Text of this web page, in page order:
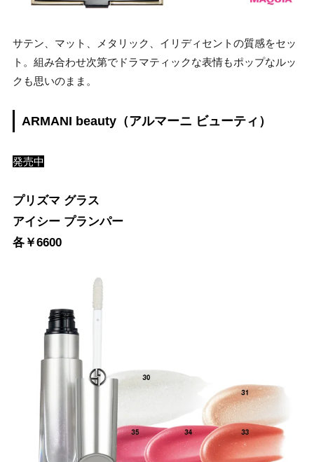
サテン、マット、メタリック、イリディセントの質感をセッ
ト。組み合わせ次第でドラマティックな表情もポップなルッ
クも思いのまま。
ARMANI beauty（アルマーニ ビューティ）
発売中
プリズマ グラス
アイシー プランパー
各￥6600